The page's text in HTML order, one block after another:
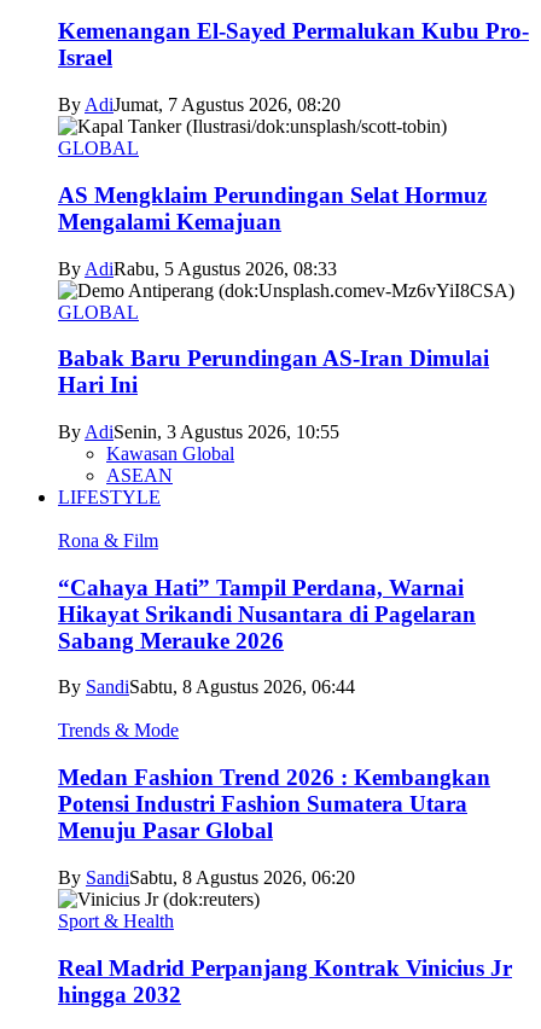
Kemenangan El-Sayed Permalukan Kubu Pro-
Israel
By AdiJumat, 7 Agustus 2026, 08:20
GLOBAL
AS Mengklaim Perundingan Selat Hormuz
Mengalami Kemajuan
By AdiRabu, 5 Agustus 2026, 08:33
GLOBAL
Babak Baru Perundingan AS-Iran Dimulai
Hari Ini
By AdiSenin, 3 Agustus 2026, 10:55
Kawasan Global
ASEAN
LIFESTYLE
Rona & Film
“Cahaya Hati” Tampil Perdana, Warnai
Hikayat Srikandi Nusantara di Pagelaran
Sabang Merauke 2026
By SandiSabtu, 8 Agustus 2026, 06:44
Trends & Mode
Medan Fashion Trend 2026 : Kembangkan
Potensi Industri Fashion Sumatera Utara
Menuju Pasar Global
By SandiSabtu, 8 Agustus 2026, 06:20
Sport & Health
Real Madrid Perpanjang Kontrak Vinicius Jr
hingga 2032